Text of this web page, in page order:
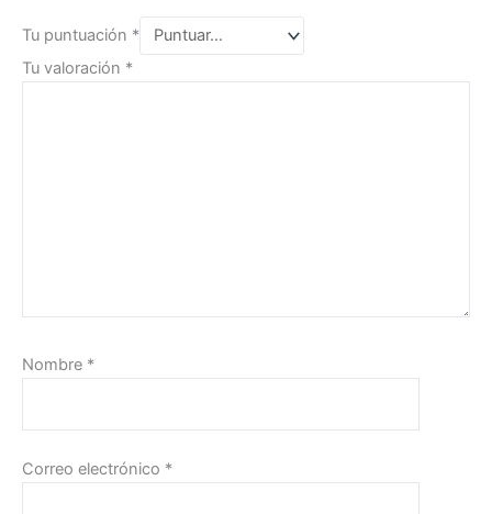
Tu puntuación *
Tu valoración *
Nombre *
Correo electrónico *